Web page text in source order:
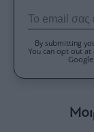
By submitting
You can opt out at